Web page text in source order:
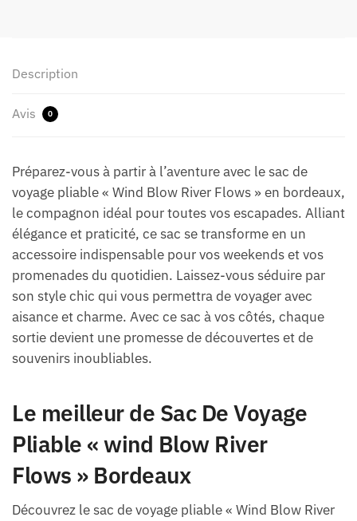
Description
Avis 0
Préparez-vous à partir à l’aventure avec le sac de
voyage pliable « Wind Blow River Flows » en bordeaux,
le compagnon idéal pour toutes vos escapades. Alliant
élégance et praticité, ce sac se transforme en un
accessoire indispensable pour vos weekends et vos
promenades du quotidien. Laissez-vous séduire par
son style chic qui vous permettra de voyager avec
aisance et charme. Avec ce sac à vos côtés, chaque
sortie devient une promesse de découvertes et de
souvenirs inoubliables.
Le meilleur de Sac De Voyage
Pliable « wind Blow River
Flows » Bordeaux
Découvrez le sac de voyage pliable « Wind Blow River